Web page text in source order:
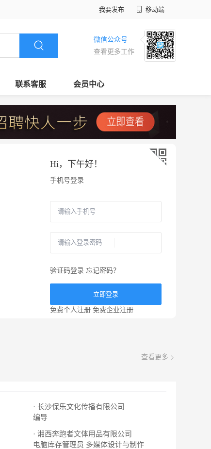
我要发布 移动端
微信公众号
查看更多工作
联系客服 会员中心
Hi， 下午好！
手机号登录
验证码登录 忘记密码？
立即登录
免费个人注册 免费企业注册
查看更多
· 长沙保乐文化传播有限公司
编导
· 湘西奔跑者文体用品有限公司
电脑库存管理员 多媒体设计与制作